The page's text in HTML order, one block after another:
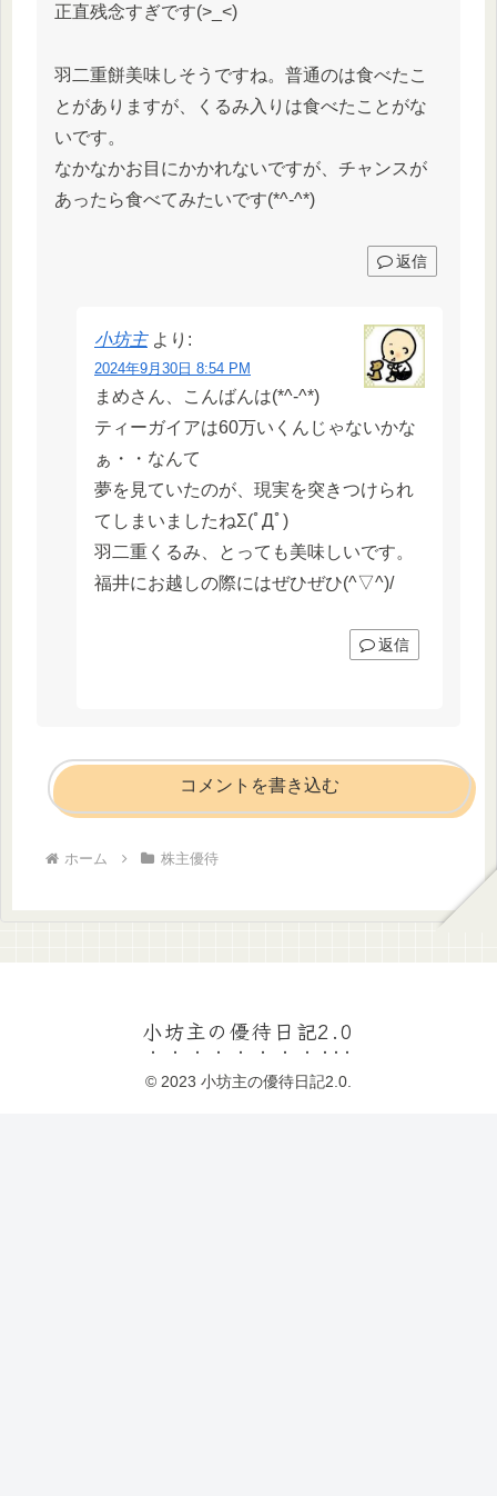
正直残念すぎです(>_<)
羽二重餅美味しそうですね。普通のは食べたこ
とがありますが、くるみ入りは食べたことがな
いです。
なかなかお目にかかれないですが、チャンスが
あったら食べてみたいです(*^-^*)
返信
小坊主 より:
2024年9月30日 8:54 PM
まめさん、こんばんは(*^-^*)
ティーガイアは60万いくんじゃないかな
ぁ・・なんて
夢を見ていたのが、現実を突きつけられ
てしまいましたねΣ(ﾟДﾟ)
羽二重くるみ、とっても美味しいです。
福井にお越しの際にはぜひぜひ(^▽^)/
返信
コメントを書き込む
ホーム 株主優待
小坊主の優待日記2.0
© 2023 小坊主の優待日記2.0.